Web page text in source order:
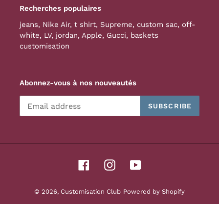
Recherches populaires
jeans, Nike Air, t shirt, Supreme, custom sac, off-
white, LV, jordan, Apple, Gucci, baskets
customisation
Abonnez-vous à nos nouveautés
SUBSCRIBE
FacebookInstagramYouTube
© 2026, Customisation Club Powered by Shopify